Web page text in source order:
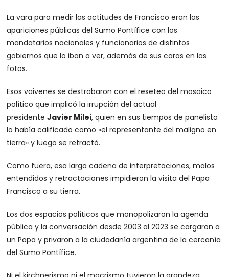
La vara para medir las actitudes de Francisco eran las
apariciones públicas del Sumo Pontífice con los
mandatarios nacionales y funcionarios de distintos
gobiernos que lo iban a ver, además de sus caras en las
fotos.
Esos vaivenes se destrabaron con el reseteo del mosaico
político que implicó la irrupción del actual
presidenteJavier Milei, quien en sus tiempos de panelista
lo había calificado como «el representante del maligno en
tierra» y luego se retractó.
Como fuera, esa larga cadena de interpretaciones, malos
entendidos y retractaciones impidieron la visita del Papa
Francisco a su tierra.
Los dos espacios políticos que monopolizaron la agenda
pública y la conversación desde 2003 al 2023 se cargaron a
un Papa y privaron a la ciudadanía argentina de la cercanía
del Sumo Pontífice.